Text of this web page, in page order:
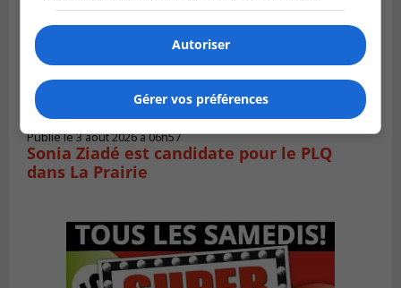
LA PRAIRIE
Publié le 3 août 2026 à 06h57
Sonia Ziadé est candidate pour le PLQ
dans La Prairie
Autoriser
Gérer vos préférences